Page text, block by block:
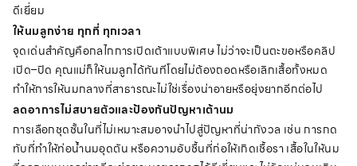
ดีเยี่ยม
ให้นมลูกง่าย ทุกที่ ทุกเวลา
จุดเด่นสำคัญคือกลไกการเปิดเต้าแบบพิเศษ ไม่ว่าจะเป็นตะขอหรือคลิป
เปิด–ปิด คุณแม่ก็ให้นมลูกได้ทันทีโดยไม่ต้องถอดหรือเลิกเสื้อทั้งหมด
ทำให้การให้นมกลางที่สาธารณะไม่ใช่เรื่องน่าอายหรือยุ่งยากอีกต่อไป
ลดอาการไม่สบายตัวและป้องกันปัญหาเต้านม
การเลือกชุดชั้นในที่ไม่เหมาะสมอาจนำไปสู่ปัญหาที่น่ากังวล เช่น การกด
ทับที่ทำให้ท่อน้ำนมอุดตัน หรือความอับชื้นที่ก่อให้เกิดเชื้อรา เสื้อในให้นม